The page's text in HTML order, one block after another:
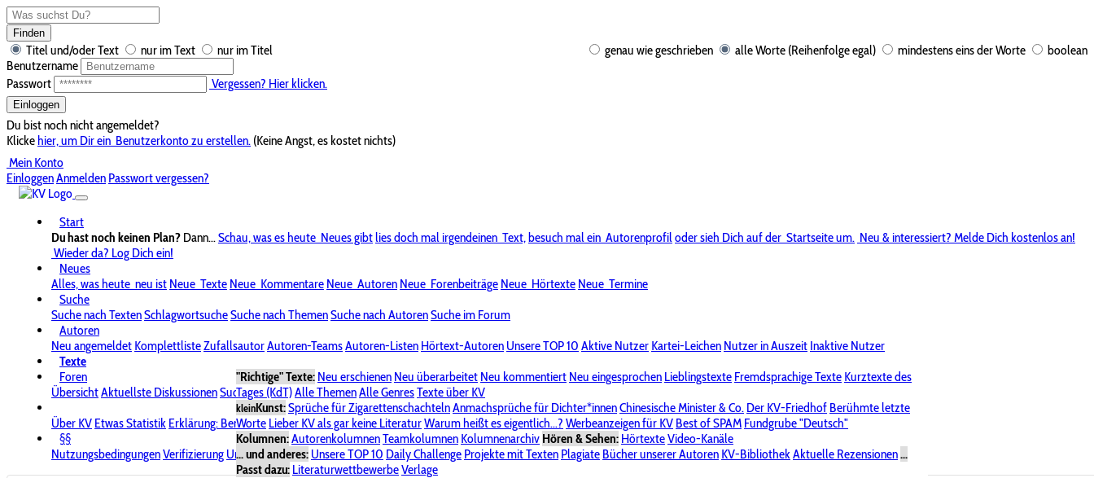
Finden
genau wie geschrieben alle Worte (Reihenfolge egal) mindestens eins der Worte boolean
Titel und/oder Text nur im Text
nur im Titel
Benutzername
Passwort
Vergessen? Hier klicken.
Einloggen
Du bist noch nicht angemeldet?
Klickehier, um Dir ein Benutzerkonto zu erstellen. (Keine Angst, es kostet nichts)
Mein Konto
EinloggenAnmelden Passwort vergessen?
Start
Du hast noch keinen Plan? Dann...Schau, was es heute Neues gibtlies doch mal irgendeinen Text,besuch mal ein Autorenprofiloder sieh Dich auf der Startseite um. Neu & interessiert? Melde Dich kostenlos an!
Wieder da? Log Dich ein!
Neues
Alles, was heute neu ist Neue Texte Neue Kommentare Neue Autoren Neue Forenbeiträge Neue Hörtexte Neue Termine
Suche
Suche nach TextenSchlagwortsucheSuche nach ThemenSuche nach AutorenSuche im Forum
Autoren
Neu angemeldet KomplettlisteZufallsautorAutoren-TeamsAutoren-Listen Hörtext-Autoren Unsere TOP 10 Aktive Nutzer Kartei-Leichen Nutzer in Auszeit Inaktive Nutzer
Texte
"Richtige" Texte: Neu erschienen Neu überarbeitet Neu kommentiert Neu eingesprochen Lieblingstexte Fremdsprachige Texte Kurztexte des
Tages (KdT)Alle ThemenAlle GenresTexte über KV
kleinKunst:Sprüche für ZigarettenschachtelnAnmachsprüche für Dichter*innenChinesische Minister & Co. Der KV-Friedhof Berühmte letzte
Worte Lieber KV als gar keine LiteraturWarum heißt es eigentlich...? Werbeanzeigen für KV Best of SPAM Fundgrube "Deutsch"
Kolumnen:AutorenkolumnenTeamkolumnen Kolumnenarchiv Hören & Sehen: HörtexteVideo-Kanäle
... und anderes: Unsere TOP 10 Daily Challenge Projekte mit Texten Plagiate Bücher unserer Autoren KV-BibliothekAktuelle Rezensionen...
Passt dazu: LiteraturwettbewerbeVerlage
Foren
ÜbersichtAktuellste DiskussionenSuche im ForumBereich "KV-Board"Bereich "Literatur & Schreiberei"
Über KV Etwas Statistik Erklärung: BenutzersymboleSpende für KV Unsere SpenderlisteAlle Wege führen zu KVPasswort vergessen?
§§
NutzungsbedingungenVerifizierung UrheberrechtAvatare & BilderStalkingDatenschutzerklärungImpressum